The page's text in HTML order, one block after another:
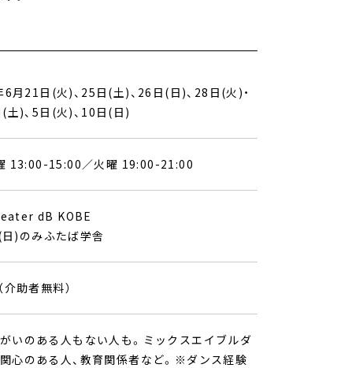
月21日(火)、25日(土)、26日(日)、28日(火)・
土)、5日(火)、10日(日)
13:00-15:00／火曜 19:00-21:00
dB KOBE
)のみふたば学舎
介助者無料）
いのある人もない人も。ミックスエイブルダ
心のある人、教育関係者など。※ダンス経験